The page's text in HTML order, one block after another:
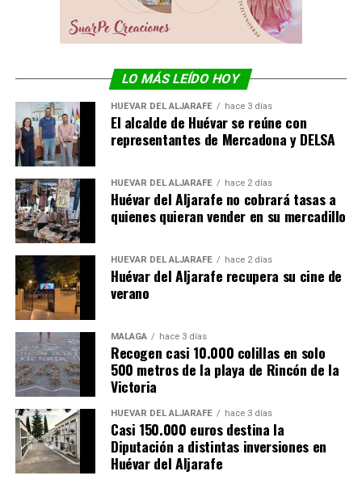
LO MÁS LEÍDO HOY
HUÉVAR DEL ALJARAFE hace 3 días
El alcalde de Huévar se reúne con
representantes de Mercadona y DELSA
HUÉVAR DEL ALJARAFE hace 2 días
Huévar del Aljarafe no cobrará tasas a
quienes quieran vender en su mercadillo
HUÉVAR DEL ALJARAFE hace 2 días
Huévar del Aljarafe recupera su cine de
verano
MÁLAGA hace 3 días
Recogen casi 10.000 colillas en solo
500 metros de la playa de Rincón de la
Victoria
HUÉVAR DEL ALJARAFE hace 3 días
Casi 150.000 euros destina la
Diputación a distintas inversiones en
Huévar del Aljarafe